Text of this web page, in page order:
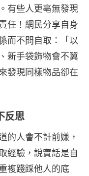
有些人更亳無發現
任！網民分享自身
而不問自取：「以
新手袋飾物會不翼
發現同樣物品卻在
反思
的人會不計前嫌，
經驗，說實話是自
複踐踩他人的底